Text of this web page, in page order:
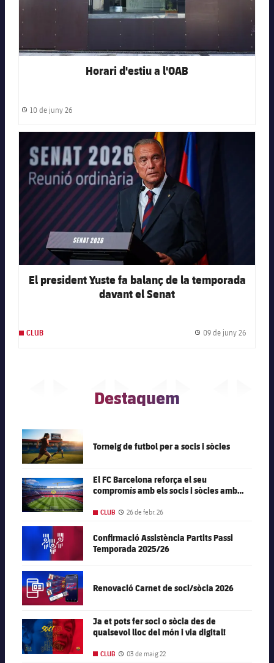
Horari d'estiu a l'OAB
Data de publicació
10 de juny 26
FC Barcelona club badge
El president Yuste fa balanç de la temporada
davant el Senat
CLUB Data de
09 de juny 26
Destaquem
FC Barcelona club badge
Torneig de futbol per a socis i sòcies
FC Barcelona club badge
El FC Barcelona reforça el seu
compromís amb els socis i sòcies amb
NouCLUB Data de publicació
26 de febr. 26
FC Barcelona club badge
Confirmació Assistència Partits Passi
Temporada 2025/26
FC Barcelona club badge
Renovació Carnet de soci/sòcia 2026
FC Barcelona club badge
Ja et pots fer soci o sòcia des de
qualsevol lloc del món i via digital!
CLUB Data de publicació
03 de maig 22